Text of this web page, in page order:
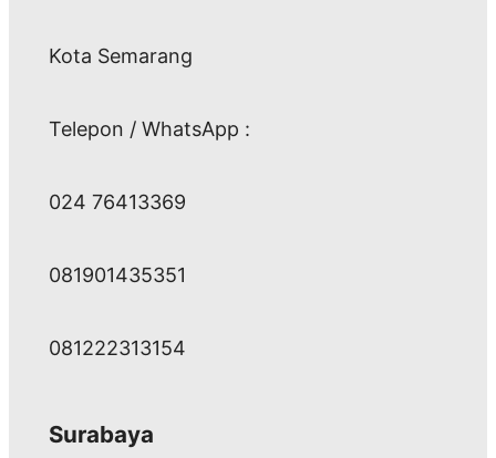
Kota Semarang
Telepon / WhatsApp :
024 76413369
081901435351
081222313154
Surabaya